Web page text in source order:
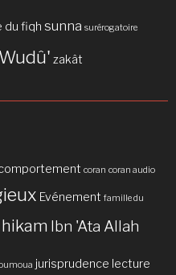
du fiqh sunna surérogatoire
Wudû' zakât
coran coran audio
Evénement famille du
hikam Ibn 'Ata Allah
jurisprudence lecture